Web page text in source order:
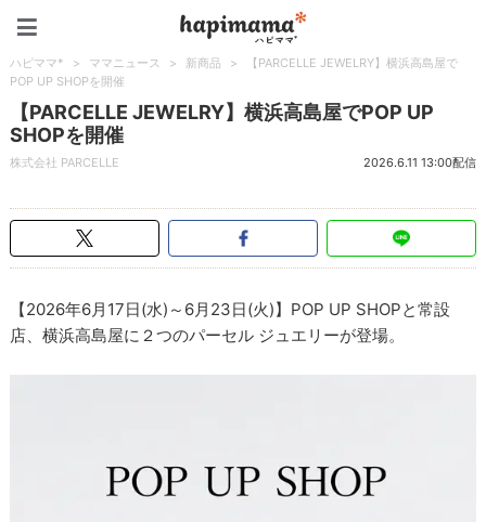
ハピママ* > ママニュース > 新商品 >
【PARCELLE JEWELRY】横浜高島屋で
POP UP SHOPを開催
【PARCELLE JEWELRY】横浜高島屋でPOP UP
SHOPを開催
株式会社 PARCELLE 2026.6.11 13:00配信
【2026年6月17日(水)～6月23日(火)】POP UP SHOPと常設
店、横浜高島屋に２つのパーセル ジュエリーが登場。